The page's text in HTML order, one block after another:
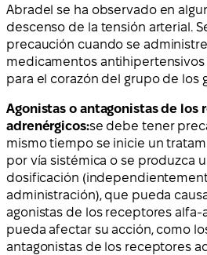
Abradel se ha observado en
descenso de la tensión arterial.
precaución cuando se
medicamentos
para el corazón del grupo de los
Agonistas o antagonistas de los
adrenérgicos:se debe tener
mismo tiempo se inicie un
por vía sistémica o se produzca
dosificación
administración), que pueda
agonistas de los receptores
pueda afectar su acción, como
antagonistas de los receptores